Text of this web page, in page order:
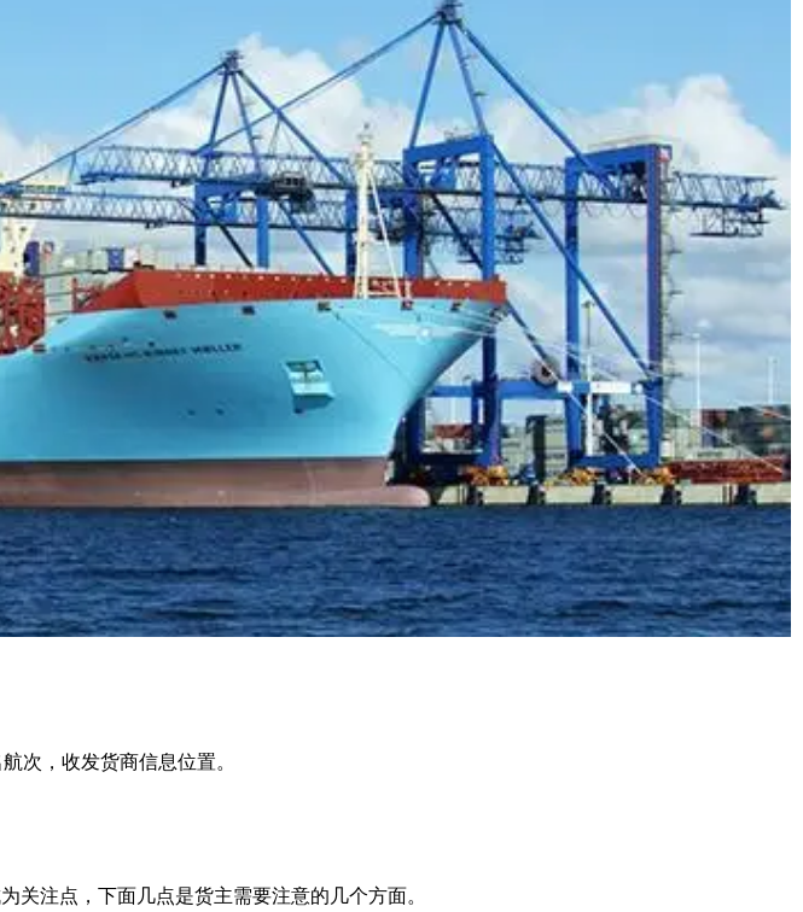
次，收发货商信息位置。
注点，下面几点是货主需要注意的几个方面。